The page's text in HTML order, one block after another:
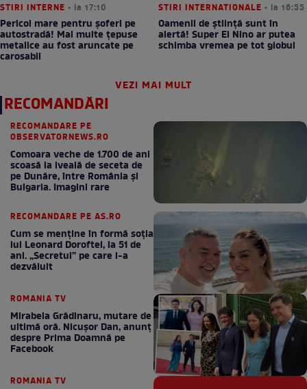
STIRI INTERNE • la 17:10
Pericol mare pentru șoferi pe
autostradă! Mai multe țepuse
metalice au fost aruncate pe
carosabil
STIRI INTERNATIONALE • la 16:55
Oamenii de știință sunt în
alertă! Super El Nino ar putea
schimba vremea pe tot globul
VEZI MAI MULT
RECOMANDĂRI
RECOMANDARE PE
OBSERVATORNEWS.RO
Comoara veche de 1.700 de ani
scoasă la iveală de seceta de
pe Dunăre, între România şi
Bulgaria. Imagini rare
RECOMANDARE PE AS.RO
Cum se menţine în formă soţia
lui Leonard Doroftei, la 51 de
ani. „Secretul” pe care l-a
dezvăluit
ROMANIA TV
Mirabela Grădinaru, mutare de
ultimă oră. Nicuşor Dan, anunţ
despre Prima Doamnă pe
Facebook
ROMANIA TV